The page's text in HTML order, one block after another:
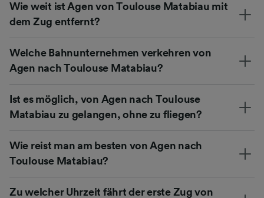
Wie weit ist Agen von Toulouse Matabiau mit
dem Zug entfernt?
Welche Bahnunternehmen verkehren von
Agen nach Toulouse Matabiau?
Ist es möglich, von Agen nach Toulouse
Matabiau zu gelangen, ohne zu fliegen?
Wie reist man am besten von Agen nach
Toulouse Matabiau?
Zu welcher Uhrzeit fährt der erste Zug von